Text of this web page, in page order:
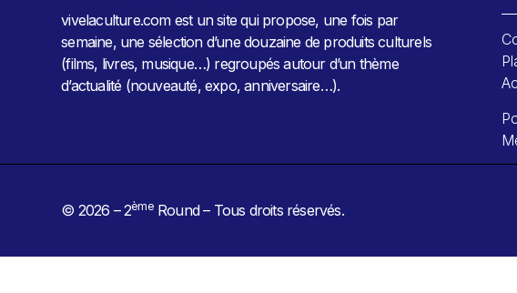
vivelaculture.com est un site qui propose, une fois par
semaine, une sélection d’une douzaine de produits culturels
(films, livres, musique…) regroupés autour d’un thème
d’actualité (nouveauté, expo, anniversaire…).
© 2026 – 2èmeRound – Tous droits réservés.